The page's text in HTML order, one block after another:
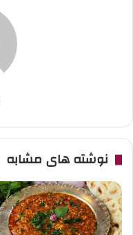
نوشته های مشابه